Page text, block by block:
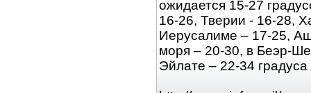
ожидается 15-27
16-26, Тверии - 16-28,
Иерусалиме – 17-25,
моря – 20-30, в Беэр-
Эйлате – 22-34 градуса